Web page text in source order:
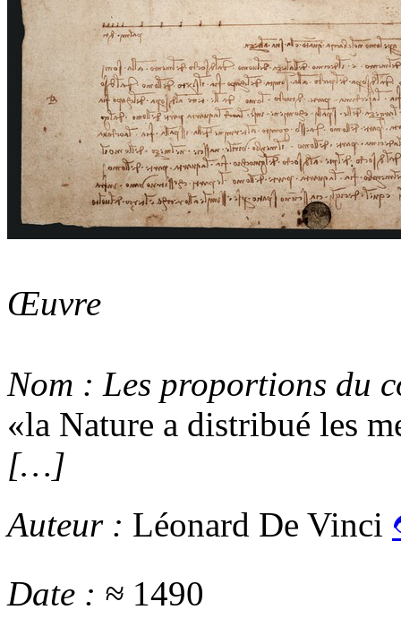
Œuvre
Nom : Les proportions du
la Nature a distribué les
[…]
Auteur : Léonard De Vinci
Date : ≈ 1490